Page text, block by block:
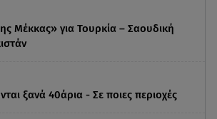
Μέκκας» για Τουρκία – Σαουδική
ξανά 40άρια - Σε ποιες περιοχές